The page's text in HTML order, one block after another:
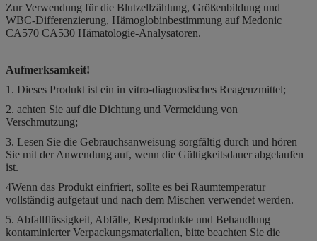
Zur Verwendung für die Blutzellzählung, Größenbildung und
WBC-Differenzierung, Hämoglobinbestimmung auf Medonic
CA570 CA530 Hämatologie-Analysatoren.
Aufmerksamkeit!
1. Dieses Produkt ist ein in vitro-diagnostisches Reagenzmittel;
2. achten Sie auf die Dichtung und Vermeidung von
Verschmutzung;
3. Lesen Sie die Gebrauchsanweisung sorgfältig durch und hören
Sie mit der Anwendung auf, wenn die Gültigkeitsdauer abgelaufen
ist.
4Wenn das Produkt einfriert, sollte es bei Raumtemperatur
vollständig aufgetaut und nach dem Mischen verwendet werden.
5. Abfallflüssigkeit, Abfälle, Restprodukte und Behandlung
kontaminierter Verpackungsmaterialien, bitte beachten Sie die